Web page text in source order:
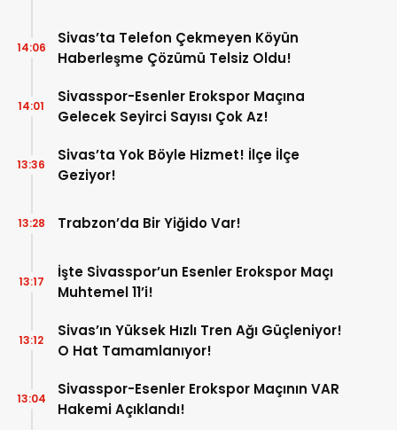
Sivas’ta Telefon Çekmeyen Köyün
Haberleşme Çözümü Telsiz Oldu!
14:06
Sivasspor-Esenler Erokspor Maçına
Gelecek Seyirci Sayısı Çok Az!
14:01
Sivas’ta Yok Böyle Hizmet! İlçe İlçe
Geziyor!
13:36
Trabzon’da Bir Yiğido Var!
13:28
İşte Sivasspor’un Esenler Erokspor Maçı
Muhtemel 11’i!
13:17
Sivas’ın Yüksek Hızlı Tren Ağı Güçleniyor!
O Hat Tamamlanıyor!
13:12
Sivasspor-Esenler Erokspor Maçının VAR
Hakemi Açıklandı!
13:04